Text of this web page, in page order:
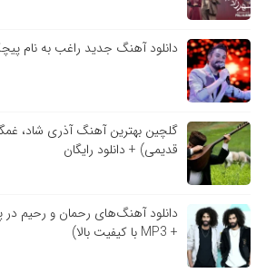
دانلود آهنگ جدید راغب به نام
گلچین بهترین آهنگ آذری شاد،
قدیمی) + دانلود رایگان
دانلود آهنگ‌های رحمان و رحیم در
+ MP3 با کیفیت بالا)